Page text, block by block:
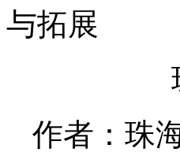
与拓展
作者：珠